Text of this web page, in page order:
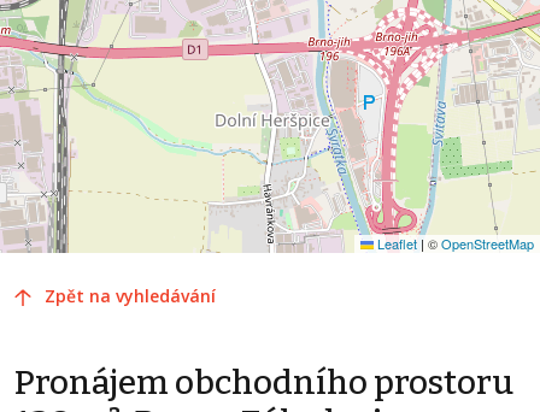
Leaflet | ©OpenStreetMap
Zpět na vyhledávání
Pronájem obchodního prostoru